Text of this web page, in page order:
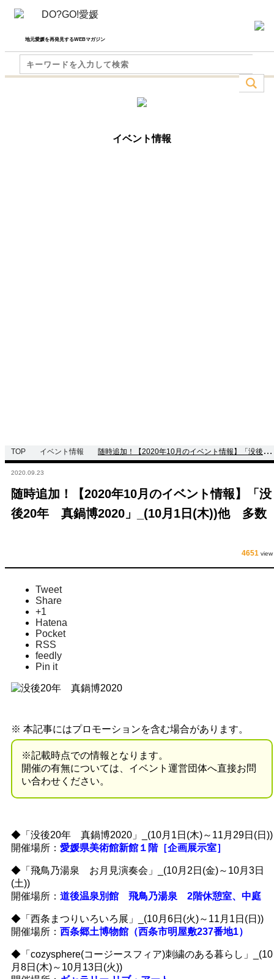
地元愛媛を再発見するWEBマガジン
イベント情報
TOP イベント情報
随時追加！【2020年10月のイベント情報】「没後20
年 真鍋博2020」_(10月1日(木))他 多数
2020.09.23
随時追加！【2020年10月のイベント情報】「没
後20年 真鍋博2020」_(10月1日(木))他 多数
4651 view
Tweet
Share
+1
Hatena
Pocket
RSS
feedly
Pin it
※ 本記事にはプロモーションを含む場合があります。
※記載時点での情報となります。
開催の有無については、イベント運営団体へ直接お問
い合わせください。
◆「没後20年 真鍋博2020」_(10月1日(木)～11月29日(日))
開催場所： 愛媛県美術館新館１階［企画展示室］
◆「飛鳥乃湯泉 お月見演奏会」_(10月2日(金)～10月3日
(土))
開催場所： 道後温泉別館 飛鳥乃湯泉 2階休憩室、中庭
◆「西条まつりいろいろ展」_(10月6日(火)～11月1日(日))
開催場所： 西条郷土博物館（西条市明屋敷237番地1）
◆「cozysphere(コージースフィア)刺繍のある暮らし」_(10
月8日(木)～10月13日(火))